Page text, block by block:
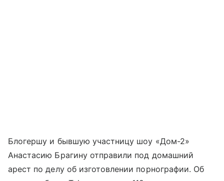
Блогершу и бывшую участницу шоу «Дом-2»
Анастасию Брагину отправили под домашний
арест по делу об изготовлении порнографии. Об